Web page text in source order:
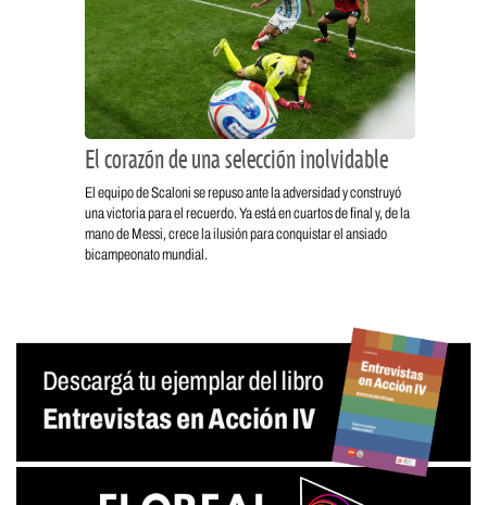
El corazón de una selección inolvidable
El equipo de Scaloni se repuso ante la adversidad y construyó
una victoria para el recuerdo. Ya está en cuartos de final y, de la
mano de Messi, crece la ilusión para conquistar el ansiado
bicampeonato mundial.